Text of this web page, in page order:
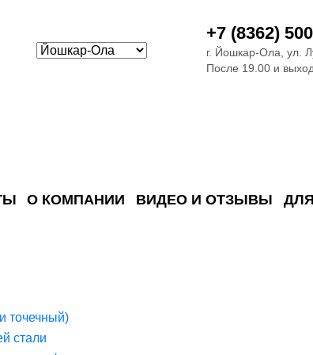
+7 (8362)
г. Йошкар-Ола, ул.
После 19.00 и
О КОМПАНИИ ВИДЕО И ОТЗЫВЫ
точечный)
стали